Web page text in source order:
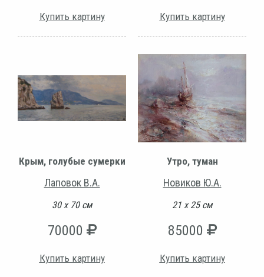
Купить картину Купить картину
Крым, голубые сумерки
Лаповок В.А.
30 х 70 см
70000
Купить картину
Утро, туман
Новиков Ю.А.
21 х 25 см
85000
Купить картину